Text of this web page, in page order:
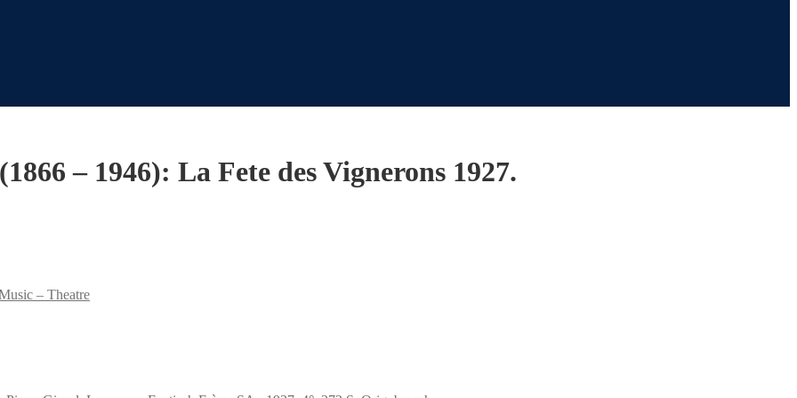
– 1946): La Fete des Vignerons 1927.
– Theatre